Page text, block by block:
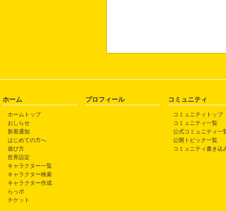
ホーム
ホームトップ
おしらせ
新着通知
はじめての方へ
遊び方
世界設定
キャラクター一覧
キャラクター検索
キャラクター作成
らっポ
チケット
プロフィール コミュニティ
コミュニティトップ
コミュニティ一覧
公式コミュニティ一
公開トピック一覧
コミュニティ書き込